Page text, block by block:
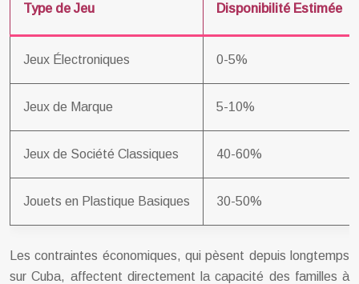
Type de Jeu Disponibilité Estimée
Jeux Électroniques 0-5%
Jeux de Marque 5-10%
Jeux de Société Classiques 40-60%
Jouets en Plastique Basiques 30-50%
Les contraintes économiques, qui pèsent depuis longtemps
sur Cuba, affectent directement la capacité des familles à